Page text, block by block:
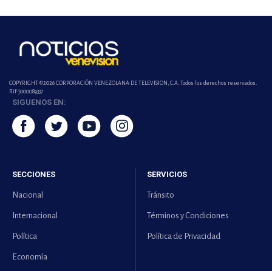
COPYRIGHT ©2026 CORPORACIÓN VENEZOLANA DE TELEVISION, C.A. Todos los derechos reservados.
Rif-j000089337
SIGUENOS EN:
SECCIONES
Nacional
Internacional
Política
Economía
SERVICIOS
Tránsito
Términos y Condiciones
Política de Privacidad